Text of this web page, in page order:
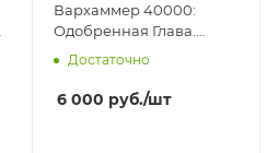
Вархаммер 40000:
Одобренная Глава.
Большой Турнир 2022.
Зона Нахмунд(Chapter
Approved: War Zone
Nachmund Grand
Достаточно
6 000 руб./шт